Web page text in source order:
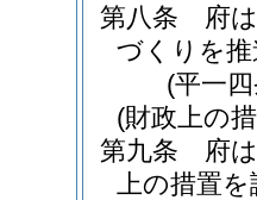
第八条
府
づくりを
(平一
(財政上の
第九条
府
上の措置